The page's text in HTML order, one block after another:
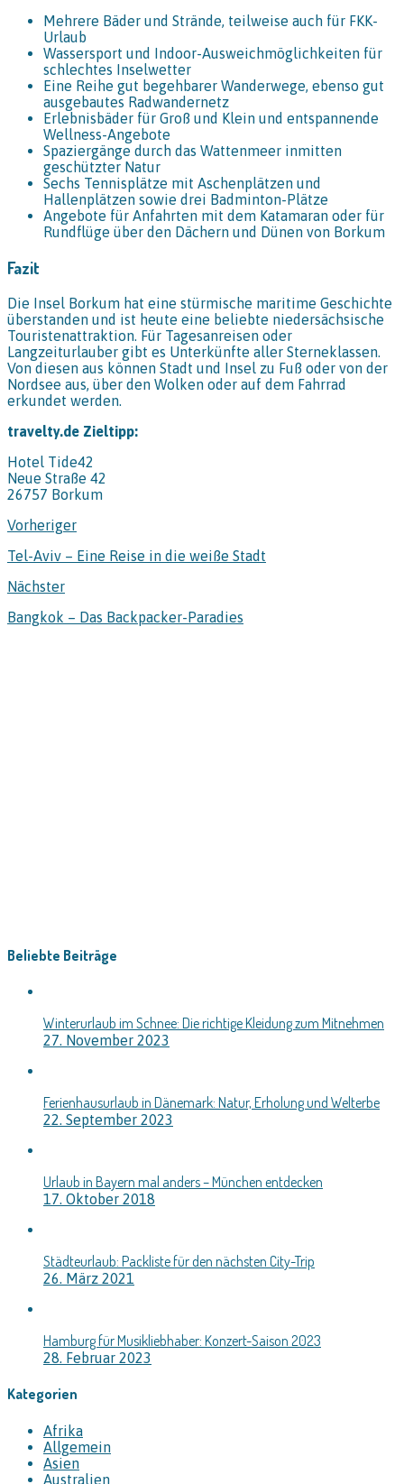
Mehrere Bäder und Strände, teilweise auch für FKK-
Urlaub
Wassersport und Indoor-Ausweichmöglichkeiten für
schlechtes Inselwetter
Eine Reihe gut begehbarer Wanderwege, ebenso gut
ausgebautes Radwandernetz
Erlebnisbäder für Groß und Klein und entspannende
Wellness-Angebote
Spaziergänge durch das Wattenmeer inmitten
geschützter Natur
Sechs Tennisplätze mit Aschenplätzen und
Hallenplätzen sowie drei Badminton-Plätze
Angebote für Anfahrten mit dem Katamaran oder für
Rundflüge über den Dächern und Dünen von Borkum
Fazit
Die Insel Borkum hat eine stürmische maritime Geschichte
überstanden und ist heute eine beliebte niedersächsische
Touristenattraktion. Für Tagesanreisen oder
Langzeiturlauber gibt es Unterkünfte aller Sterneklassen.
Von diesen aus können Stadt und Insel zu Fuß oder von der
Nordsee aus, über den Wolken oder auf dem Fahrrad
erkundet werden.
travelty.de Zieltipp:
Hotel Tide42
Neue Straße 42
26757 Borkum
Vorheriger
Tel-Aviv – Eine Reise in die weiße Stadt
Nächster
Bangkok – Das Backpacker-Paradies
Beliebte Beiträge
Winterurlaub im Schnee: Die richtige Kleidung zum Mitnehmen
27. November 2023
Ferienhausurlaub in Dänemark: Natur, Erholung und Welterbe
22. September 2023
Urlaub in Bayern mal anders – München entdecken
17. Oktober 2018
Städteurlaub: Packliste für den nächsten City-Trip
26. März 2021
Hamburg für Musikliebhaber: Konzert-Saison 2023
28. Februar 2023
Kategorien
Afrika
Allgemein
Asien
Australien